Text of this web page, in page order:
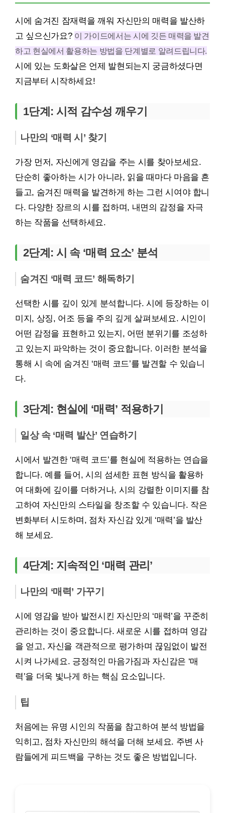
시에 숨겨진 잠재력을 깨워 자신만의 매력을 발산하
고 싶으신가요? 이 가이드에서는 시에 깃든 매력을 발견
하고 현실에서 활용하는 방법을 단계별로 알려드립니다.
시에 있는 도화살은 언제 발현되는지 궁금하셨다면
지금부터 시작하세요!
1단계: 시적 감수성 깨우기
나만의 ‘매력 시’ 찾기
가장 먼저, 자신에게 영감을 주는 시를 찾아보세요.
단순히 좋아하는 시가 아니라, 읽을 때마다 마음을 흔
들고, 숨겨진 매력을 발견하게 하는 그런 시여야 합니
다. 다양한 장르의 시를 접하며, 내면의 감정을 자극
하는 작품을 선택하세요.
2단계: 시 속 ‘매력 요소’ 분석
숨겨진 ‘매력 코드’ 해독하기
선택한 시를 깊이 있게 분석합니다. 시에 등장하는 이
미지, 상징, 어조 등을 주의 깊게 살펴보세요. 시인이
어떤 감정을 표현하고 있는지, 어떤 분위기를 조성하
고 있는지 파악하는 것이 중요합니다. 이러한 분석을
통해 시 속에 숨겨진 ‘매력 코드’를 발견할 수 있습니
다.
3단계: 현실에 ‘매력’ 적용하기
일상 속 ‘매력 발산’ 연습하기
시에서 발견한 ‘매력 코드’를 현실에 적용하는 연습을
합니다. 예를 들어, 시의 섬세한 표현 방식을 활용하
여 대화에 깊이를 더하거나, 시의 강렬한 이미지를 참
고하여 자신만의 스타일을 창조할 수 있습니다. 작은
변화부터 시도하며, 점차 자신감 있게 ‘매력’을 발산
해 보세요.
4단계: 지속적인 ‘매력 관리’
나만의 ‘매력’ 가꾸기
시에 영감을 받아 발전시킨 자신만의 ‘매력’을 꾸준히
관리하는 것이 중요합니다. 새로운 시를 접하며 영감
을 얻고, 자신을 객관적으로 평가하며 끊임없이 발전
시켜 나가세요. 긍정적인 마음가짐과 자신감은 ‘매
력’을 더욱 빛나게 하는 핵심 요소입니다.
팁
처음에는 유명 시인의 작품을 참고하여 분석 방법을
익히고, 점차 자신만의 해석을 더해 보세요. 주변 사
람들에게 피드백을 구하는 것도 좋은 방법입니다.